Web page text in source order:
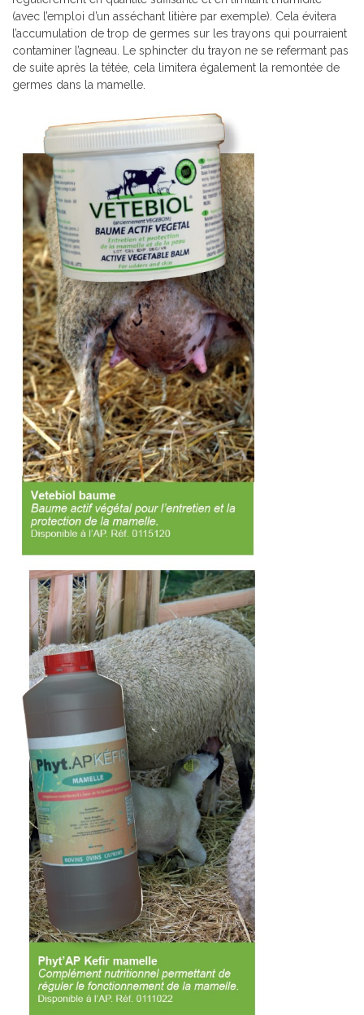
(avec l’emploi d’un asséchant litière par exemple). Cela évitera
l’accumulation de trop de germes sur les trayons qui pourraient
contaminer l’agneau. Le sphincter du trayon ne se refermant pas
de suite après la tétée, cela limitera également la remontée de
germes dans la mamelle.